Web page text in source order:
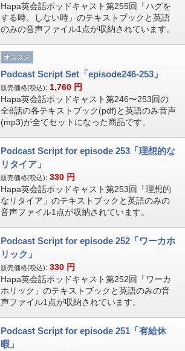
Hapa英会話ポッドキャスト第255回「ハグを
する時、しない時」のテキストブックと英語
のみの音声ファイル1点が収納されています。
オススメ
Podcast Script Set「episode246-253」
販売価格(税込): 1,760 円
Hapa英会話ポッドキャスト第246〜253回の
全8話の各テキストブック(pdf)と英語のみ音声
(mp3)が全てセットになった商品です。
Podcast Script for episode 253「理想的な
リタイア」
販売価格(税込): 330 円
Hapa英会話ポッドキャスト第253回「理想的
なリタイア」のテキストブックと英語のみの
音声ファイル1点が収納されています。
Podcast Script for episode 252「ワーカホ
リック」
販売価格(税込): 330 円
Hapa英会話ポッドキャスト第252回「ワーカ
ホリック」のテキストブックと英語のみの音
声ファイル1点が収納されています。
Podcast Script for episode 251「有給休
暇」